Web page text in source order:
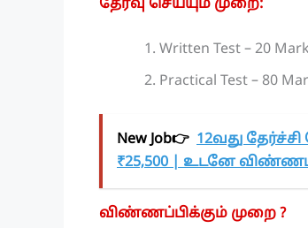
தேர்வு செய்யும் முறை:
Written Test – 20
Practical Test – 80
New Job👉 12வது
₹25,500 | உடனே
விண்ணப்பிக்கும் முறை ?